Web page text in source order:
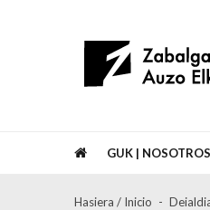
Asociación
GUK | NOSOTROS
Hasiera / Inicio